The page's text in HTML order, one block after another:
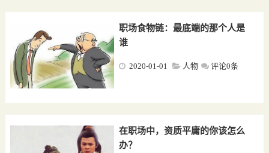
职场食物链：最底端的那个人是
谁
人物
2020-01-01 评论0条
在职场中，资质平庸的你该怎么
办？